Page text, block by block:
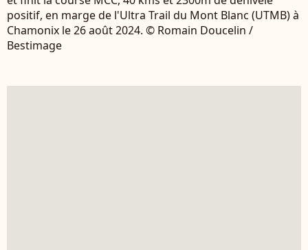
positif, en marge de l'Ultra Trail du Mont Blanc (UTMB) à
Chamonix le 26 août 2024. © Romain Doucelin /
Bestimage